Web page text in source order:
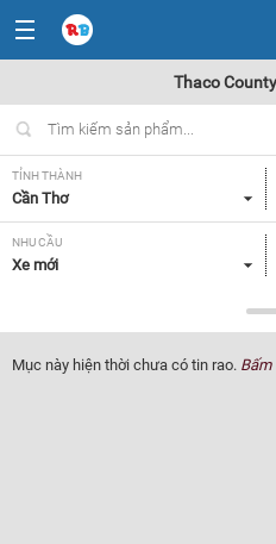
Thaco
TỈNH THÀNH
Cần Thơ
NHU CẦU
Xe mới
Thaco County
GIÁ XE
Mục này hiện thời chưa có tin rao. Bấm